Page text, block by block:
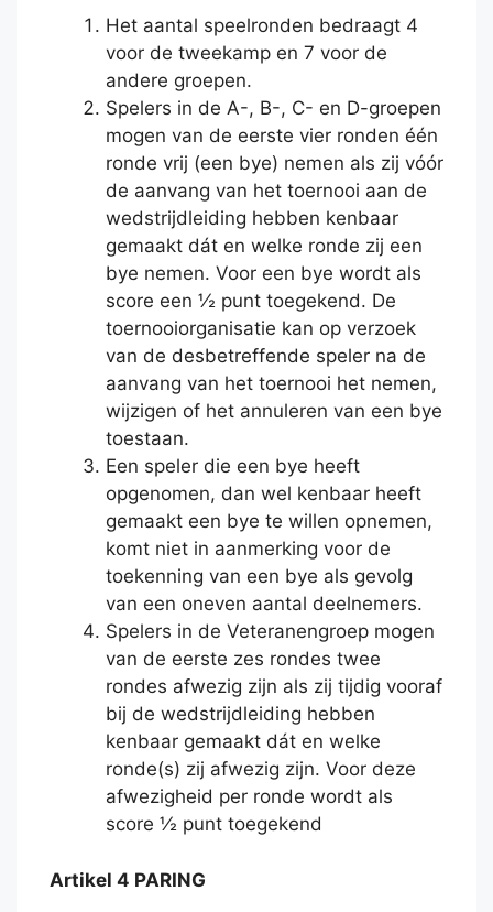
Het aantal speelronden bedraagt 4
voor de tweekamp en 7 voor de
andere groepen.
Spelers in de A-, B-, C- en D-groepen
mogen van de eerste vier ronden één
ronde vrij (een bye) nemen als zij vóór
de aanvang van het toernooi aan de
wedstrijdleiding hebben kenbaar
gemaakt dát en welke ronde zij een
bye nemen. Voor een bye wordt als
score een ½ punt toegekend. De
toernooiorganisatie kan op verzoek
van de desbetreffende speler na de
aanvang van het toernooi het nemen,
wijzigen of het annuleren van een bye
toestaan.
Een speler die een bye heeft
opgenomen, dan wel kenbaar heeft
gemaakt een bye te willen opnemen,
komt niet in aanmerking voor de
toekenning van een bye als gevolg
van een oneven aantal deelnemers.
Spelers in de Veteranengroep mogen
van de eerste zes rondes twee
rondes afwezig zijn als zij tijdig vooraf
bij de wedstrijdleiding hebben
kenbaar gemaakt dát en welke
ronde(s) zij afwezig zijn. Voor deze
afwezigheid per ronde wordt als
score ½ punt toegekend
Artikel 4 PARING